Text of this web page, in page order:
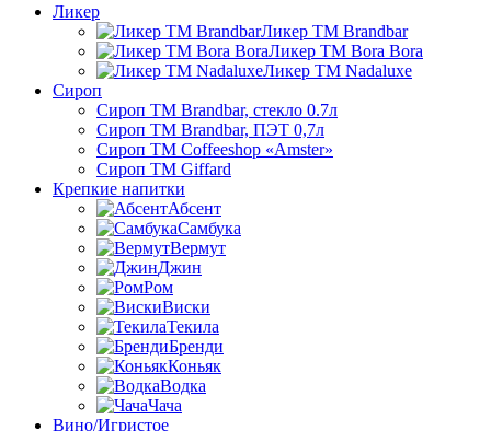
Ликер
Ликер ТМ Brandbar
Ликер ТМ Bora Bora
Ликер ТМ Nadaluxe
Сироп
Сироп TM Brandbar, стекло 0.7л
Сироп TM Brandbar, ПЭТ 0,7л
Сироп TM Coffeeshop «Amster»
Сироп TM Giffard
Крепкие напитки
Абсент
Самбука
Вермут
Джин
Ром
Виски
Текила
Бренди
Коньяк
Водка
Чача
Вино/Игристое